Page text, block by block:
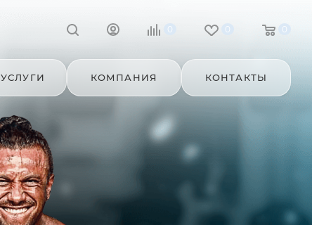
0 0 0
УСЛУГИ КОМПАНИЯ КОНТАКТЫ